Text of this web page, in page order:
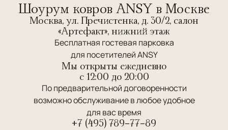
Шоурум ковров ANSY в Москве
Москва, ул. Пречистенка, д. 30/2, салон
«Артефакт», нижний этаж
Бесплатная гостевая парковка
для посетителей ANSY
Мы открыты ежедневно
c 12:00 до 20:00
По предварительной договоренности
возможно обслуживание в любое удобное
для вас время
+7 (495) 789-77-89